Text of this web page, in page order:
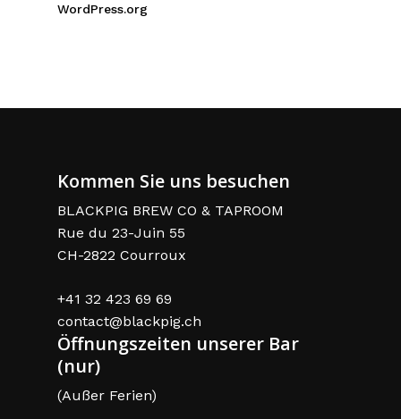
WordPress.org
Kommen Sie uns besuchen
BLACKPIG BREW CO & TAPROOM
Rue du 23-Juin 55
CH-2822 Courroux
+41 32 423 69 69
contact@blackpig.ch
Öffnungszeiten unserer Bar
(nur)
(Außer Ferien)